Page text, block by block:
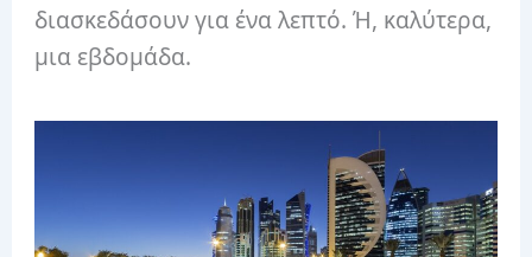
διασκεδάσουν για ένα λεπτό. Ή, καλύτερα,
μια εβδομάδα.